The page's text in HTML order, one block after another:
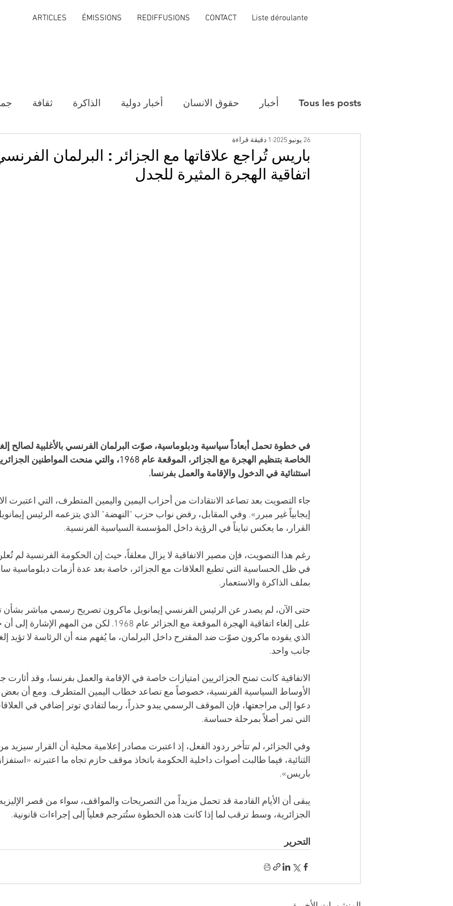
ARTICLES ÉMISSIONS REDIFFUSIONS CONTACT Liste déroulante
Tous les posts أخبار حقوق الانسان أخبار دولية الذاكرة ثقافة
باريس تُراجع علاقاتها مع الجزائر : البرلمان
اتفاقية الهجرة المثيرة للجدل
26 يونيو 2025 1 دقيقة قراءة
في خطوة تحمل أبعاداً سياسية ودبلوماسية، صوّت البرلمان الفرنسي بالأغلبية لصالح
الخاصة بتنظيم الهجرة مع الجزائر، الموقعة عام 1968، والتي منحت
استثنائية في الدخول والإقامة والعمل بفرنسا.
جاء التصويت بعد تصاعد الانتقادات من أحزاب اليمين واليمين المتطرف، التي اعتبرت
إيجابياً غير مبرر». وفي المقابل، رفض نواب حزب "النهضة" الذي يتزعمه الرئيس
القرار، ما يعكس تبايناً في الرؤية داخل المؤسسة السياسية الفرنسية.
رغم هذا التصويت، فإن مصير الاتفاقية لا يزال معلقاً، حيث إن الحكومة الفرنسية لم تُعلن
في ظل الحساسية التي تطبع العلاقات مع الجزائر، خاصة بعد عدة أزمات دبلوماسية
بملف الذاكرة والاستعمار.
حتى الآن، لم يصدر عن الرئيس الفرنسي إيمانويل ماكرون تصريح رسمي مباشر بشأن
على إلغاء اتفاقية الهجرة الموقعة مع الجزائر عام 1968. لكن من
الذي يقوده ماكرون صوّت ضد المقترح داخل البرلمان، ما يُفهم منه أن الرئاسة لا تؤيد
جانب واحد.
الاتفاقية كانت تمنح الجزائريين امتيازات خاصة في الإقامة والعمل بفرنسا، وقد أثارت
الأوساط السياسية الفرنسية، خصوصاً مع تصاعد خطاب اليمين المتطرف. ومع أن بعض
دعوا إلى مراجعتها، فإن الموقف الرسمي يبدو حذراً، ربما لتفادي توتر إضافي في
التي تمر أصلاً بمرحلة حساسة.
وفي الجزائر، لم تتأخر ردود الفعل، إذ اعتبرت مصادر إعلامية محلية أن القرار سيزيد
الثنائية، فيما طالبت أصوات داخلية الحكومة باتخاذ موقف حازم تجاه ما اعتبرته
باريس».
يبقى أن الأيام القادمة قد تحمل مزيداً من التصريحات والمواقف، سواء من قصر
الجزائرية، وسط ترقب لما إذا كانت هذه الخطوة ستُترجم فعلياً إلى إجراءات قانونية.
التحرير